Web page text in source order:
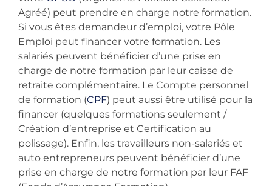
Agréé) peut prendre en charge notre formation.
Si vous êtes demandeur d’emploi, votre Pôle
Emploi peut financer votre formation. Les
salariés peuvent bénéficier d’une prise en
charge de notre formation par leur caisse de
retraite complémentaire. Le Compte personnel
de formation (CPF) peut aussi être utilisé pour la
financer (quelques formations seulement /
Création d’entreprise et Certification au
polissage). Enfin, les travailleurs non-salariés et
auto entrepreneurs peuvent bénéficier d’une
prise en charge de notre formation par leur FAF